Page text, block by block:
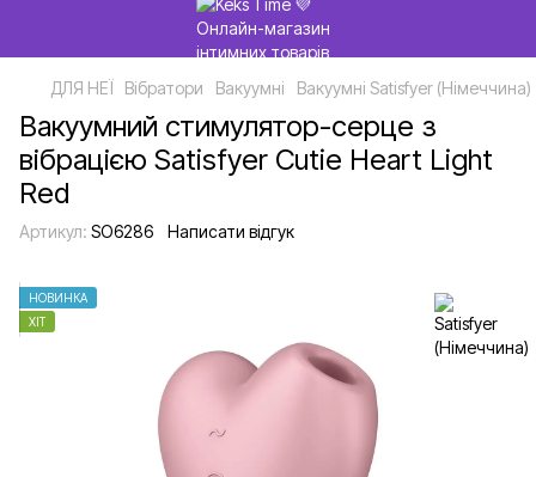
ДЛЯ НЕЇ Вібратори Вакуумні Вакуумні Satisfyer (Німеччина)
Вакуумний стимулятор-серце з
вібрацією Satisfyer Cutie Heart Light
Red
Артикул: SO6286 Написати відгук
НОВИНКА
ХІТ